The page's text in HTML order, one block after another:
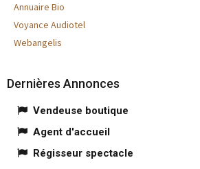
Annuaire Bio
Voyance Audiotel
Webangelis
Dernières Annonces
Vendeuse boutique
Agent d'accueil
Régisseur spectacle